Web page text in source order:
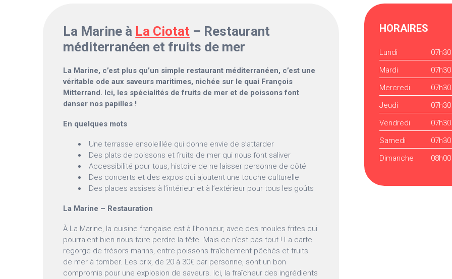
La Marine à La Ciotat – Restaurant
méditerranéen et fruits de mer
La Marine, c’est plus qu’un simple restaurant méditerranéen, c’est une
véritable ode aux saveurs maritimes, nichée sur le quai François
Mitterrand. Ici, les spécialités de fruits de mer et de poissons font
danser nos papilles !
En quelques mots
Une terrasse ensoleillée qui donne envie de s’attarder
Des plats de poissons et fruits de mer qui nous font saliver
Accessibilité pour tous, histoire de ne laisser personne de côté
Des concerts et des expos qui ajoutent une touche culturelle
Des places assises à l’intérieur et à l’extérieur pour tous les goûts
La Marine – Restauration
À La Marine, la cuisine française est à l’honneur, avec des moules frites qui
pourraient bien nous faire perdre la tête. Mais ce n’est pas tout ! La carte
regorge de trésors marins, entre poissons fraîchement pêchés et fruits
de mer à tomber. Les prix, de 20 à 30€ par personne, sont un bon
compromis pour une explosion de saveurs. Ici, la fraîcheur des ingrédients
HORAIRES
Lundi
Mardi
Mercredi
Jeudi
Vendredi
Samedi
Dimanche